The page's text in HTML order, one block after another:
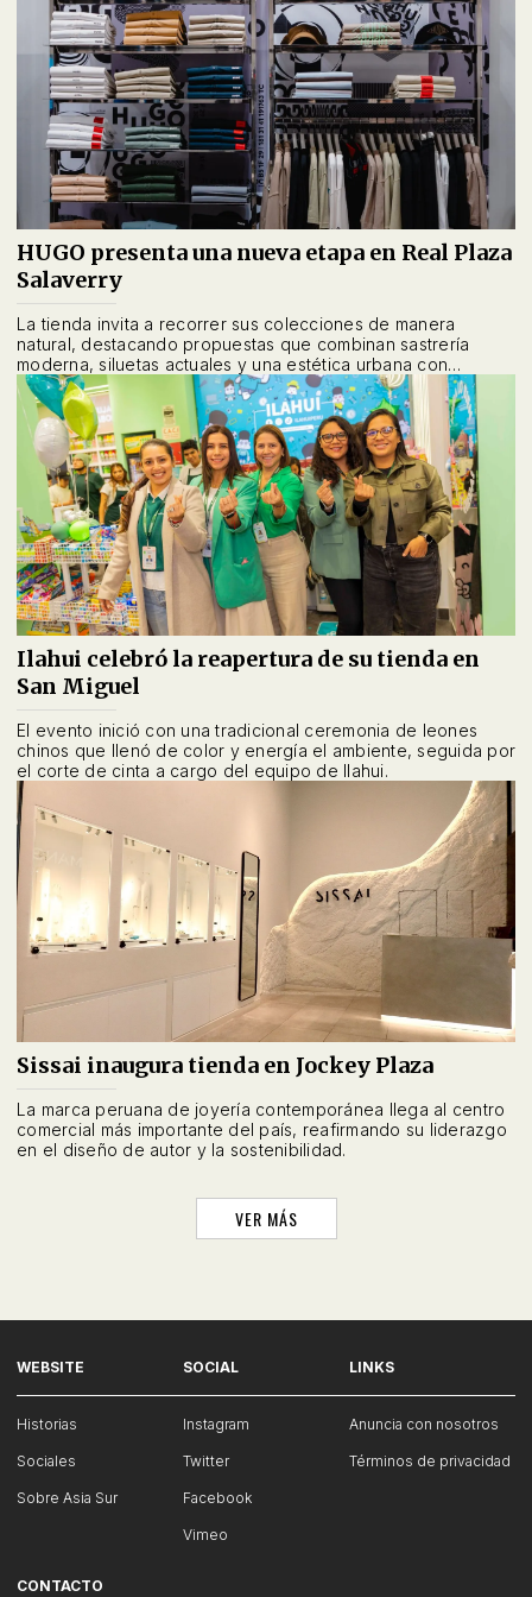
HUGO presenta una nueva etapa en Real Plaza
Salaverry
La tienda invita a recorrer sus colecciones de manera
natural, destacando propuestas que combinan sastrería
moderna, siluetas actuales y una estética urbana con
carácter propio.
Ilahui celebró la reapertura de su tienda en
San Miguel
El evento inició con una tradicional ceremonia de leones
chinos que llenó de color y energía el ambiente, seguida por
el corte de cinta a cargo del equipo de Ilahui.
Sissai inaugura tienda en Jockey Plaza
La marca peruana de joyería contemporánea llega al centro
comercial más importante del país, reafirmando su liderazgo
en el diseño de autor y la sostenibilidad.
VER MÁS
WEBSITE
Historias
Sociales
Sobre Asia Sur
SOCIAL
Instagram
Twitter
Facebook
Vimeo
LINKS
Anuncia con nosotros
Términos de privacidad
CONTACTO